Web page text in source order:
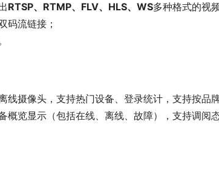
RTSP、RTMP、FLV、HLS、WS多种格式的视
码流链接；
线摄像头，支持热门设备、登录统计，支持按品
概览显示（包括在线、离线、故障），支持调阅